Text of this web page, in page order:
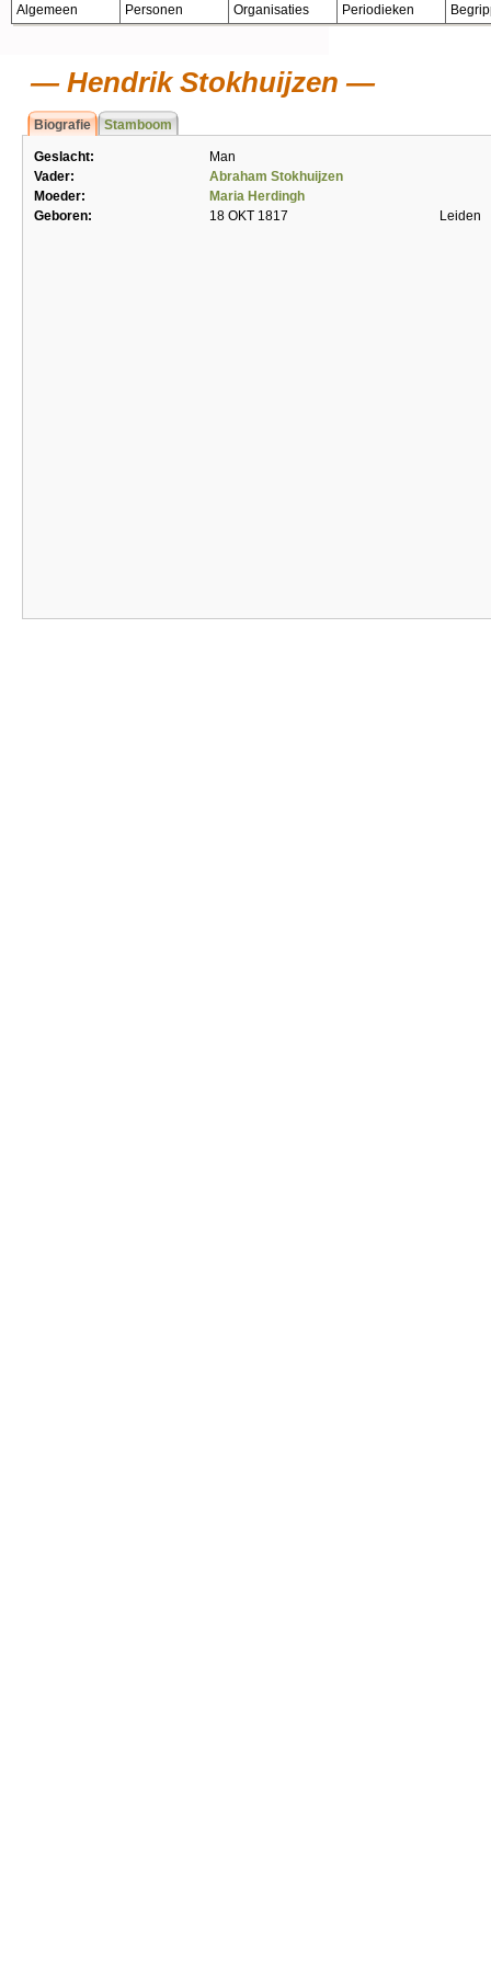
Algemeen Personen Organisaties Periodieken
Hendrik Stokhuijzen
Biografie Stamboom
Geslacht:
Man
Vader:
Abraham Stokhuijzen
Moeder:
Maria Herdingh
Geboren:
18 OKT 1817 Leiden